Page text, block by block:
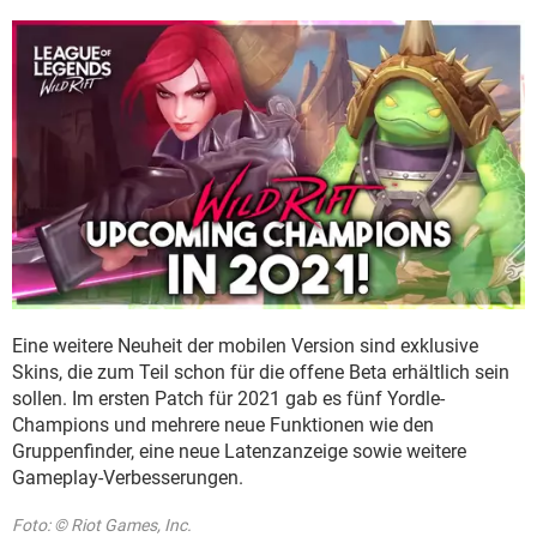
Eine weitere Neuheit der mobilen Version sind exklusive
Skins, die zum Teil schon für die offene Beta erhältlich sein
sollen. Im ersten Patch für 2021 gab es fünf Yordle-
Champions und mehrere neue Funktionen wie den
Gruppenfinder, eine neue Latenzanzeige sowie weitere
Gameplay-Verbesserungen.
Foto: © Riot Games, Inc.